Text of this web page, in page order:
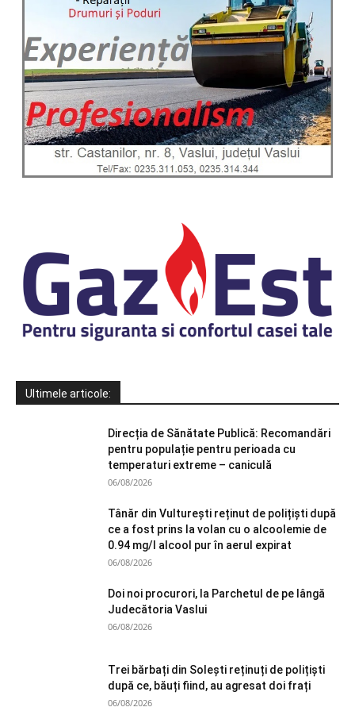
Ultimele articole:
Direcția de Sănătate Publică: Recomandări
pentru populație pentru perioada cu
temperaturi extreme – caniculă
06/08/2026
Tânăr din Vulturești reținut de polițiști după
ce a fost prins la volan cu o alcoolemie de
0.94 mg/l alcool pur în aerul expirat
06/08/2026
Doi noi procurori, la Parchetul de pe lângă
Judecătoria Vaslui
06/08/2026
Trei bărbați din Solești reținuți de polițiști
după ce, băuți fiind, au agresat doi frați
06/08/2026